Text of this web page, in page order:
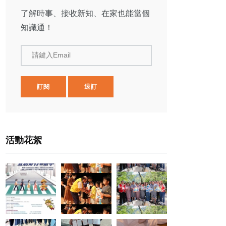
了解時事、接收新知、在家也能當個
知識通！
請鍵入Email
訂閱 退訂
活動花絮